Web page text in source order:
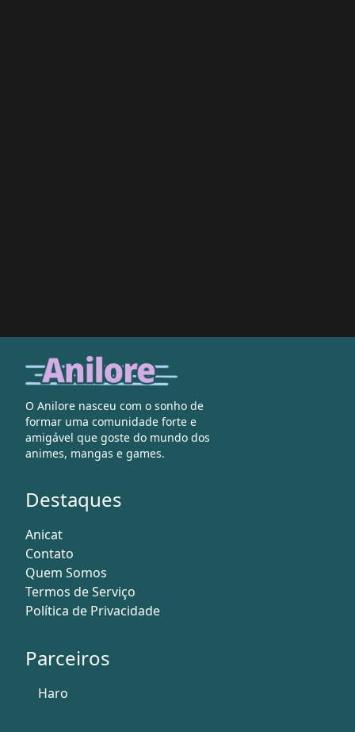
O Anilore nasceu com o sonho de
formar uma comunidade forte e
amigável que goste do mundo dos
animes, mangas e games.
Destaques
Anicat
Contato
Quem Somos
Termos de Serviço
Política de Privacidade
Parceiros
Haro